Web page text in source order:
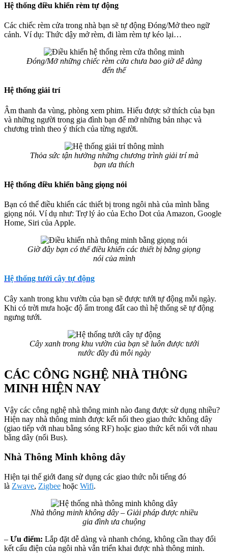
Hệ thống điều khiển rèm tự động
Các chiếc rèm cửa trong nhà bạn sẽ tự động Đóng/Mở theo ngữ
cảnh. Ví dụ: Thức dậy mở rèm, đi làm rèm tự kéo lại…
Đóng/Mở những chiếc rèm cửa chưa bao giờ dễ dàng
đến thế
Hệ thống giải trí
Âm thanh đa vùng, phòng xem phim. Hiểu được sở thích của bạn
và những người trong gia đình bạn để mở những bản nhạc và
chương trình theo ý thích của từng người.
Thỏa sức tận hưởng những chương trình giải trí mà
bạn ưa thích
Hệ thống điều khiển bằng giọng nói
Bạn có thể điều khiển các thiết bị trong ngôi nhà của mình bằng
giọng nói. Ví dụ như: Trợ lý ảo của Echo Dot của Amazon, Google
Home, Siri của Apple.
Giờ đây bạn có thể điều khiển các thiết bị bằng giọng
nói của mình
Hệ thống tưới cây tự động
Cây xanh trong khu vườn của bạn sẽ được tưới tự động mỗi ngày.
Khi có trời mưa hoặc độ ẩm trong đất cao thì hệ thống sẽ tự động
ngưng tưới.
Cây xanh trong khu vườn của bạn sẽ luôn được tưới
nước đầy đủ mỗi ngày
CÁC CÔNG NGHỆ NHÀ THÔNG
MINH HIỆN NAY
Vậy các công nghệ nhà thông minh nào đang được sử dụng nhiều?
Hiện nay nhà thông minh được kết nối theo giao thức không dây
(giao tiếp với nhau bằng sóng RF) hoặc giao thức kết nối với nhau
bằng dây (nối Bus).
Nhà Thông Minh không dây
Hiện tại thế giới đang sử dụng các giao thức nỗi tiếng đó
là Zwave, Zigbee hoặc Wifi.
Nhà thông minh không dây – Giải pháp được nhiều
gia đình ưa chuộng
– Ưu điểm: Lắp đặt dễ dàng và nhanh chóng, không cần thay đổi
kết cấu điện của ngôi nhà vẫn triển khai được nhà thông minh.